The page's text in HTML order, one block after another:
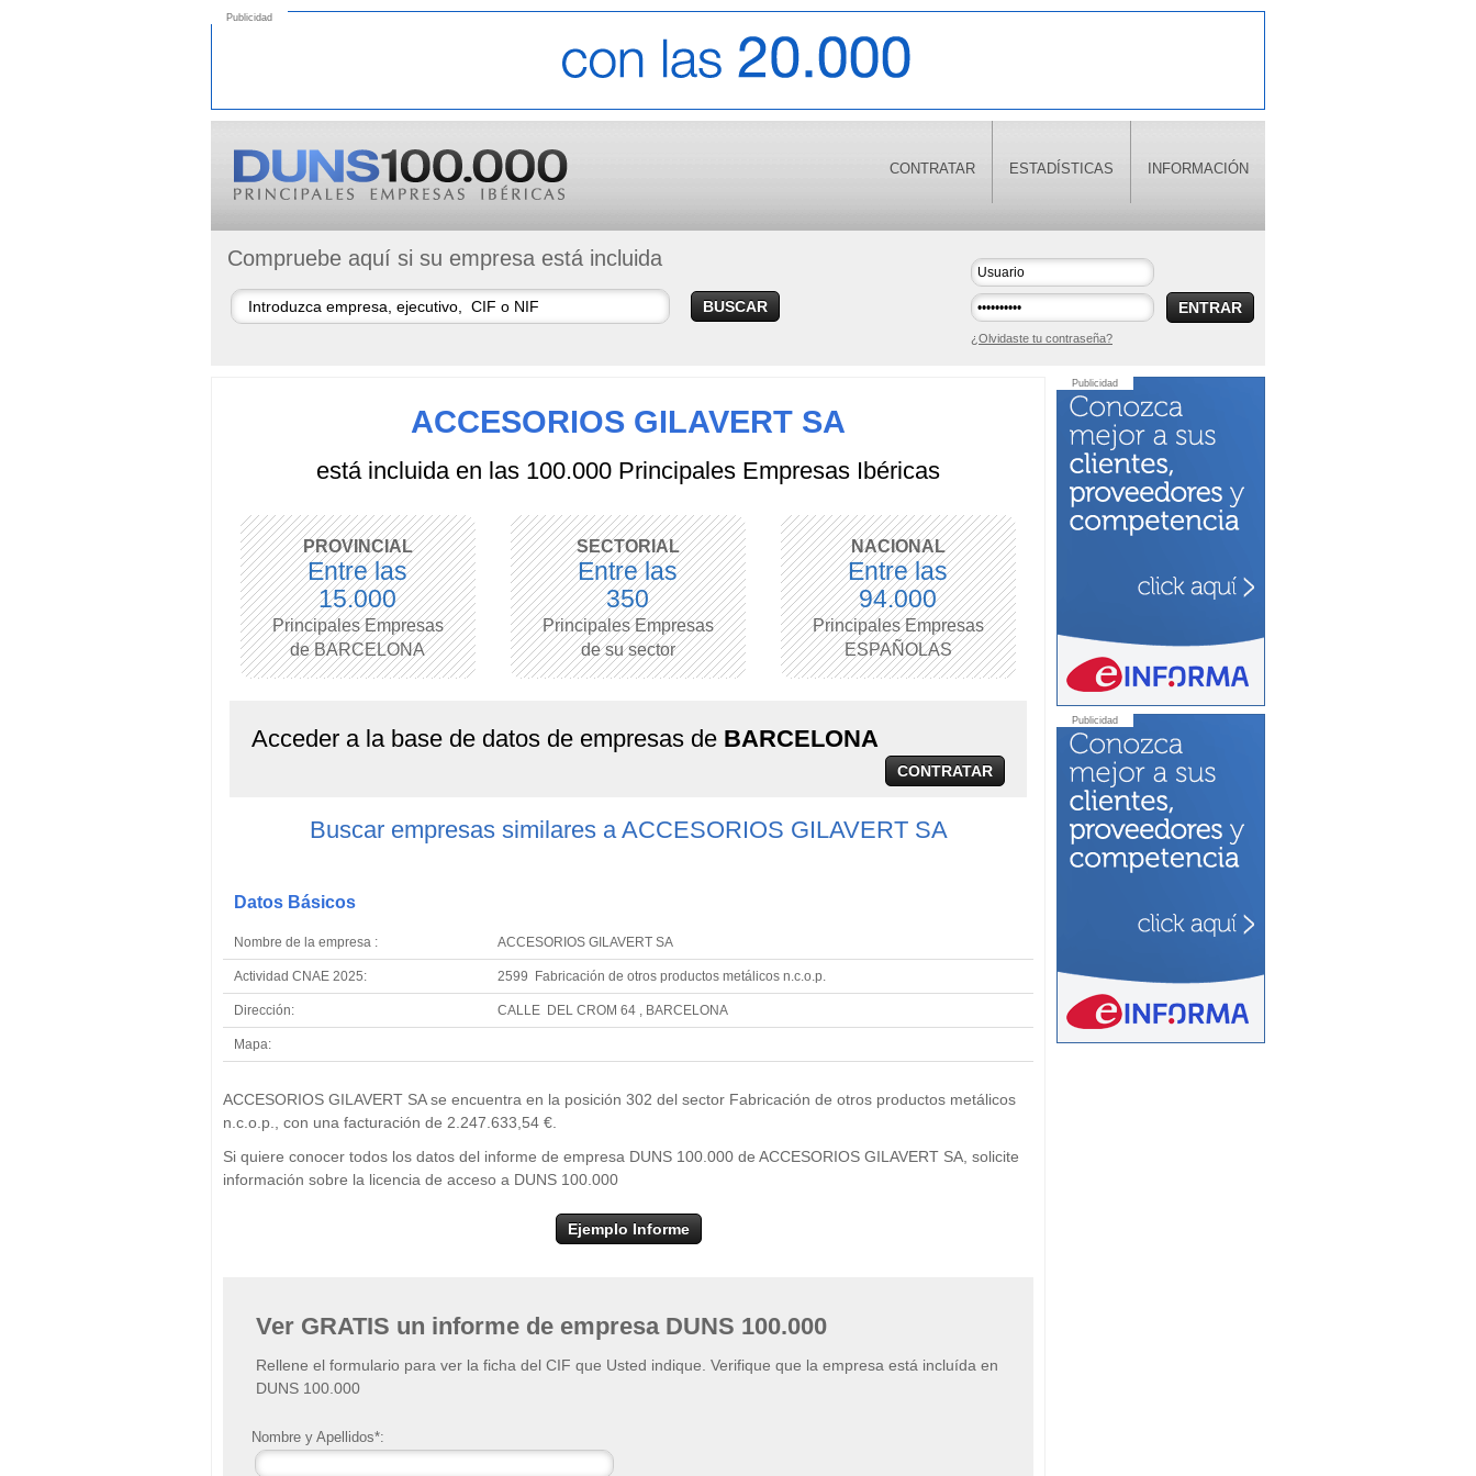
Publicidad
CONTRATAR ESTADÍSTICAS INFORMACIÓN
Compruebe aquí si su empresa está incluida
BUSCAR ENTRAR
¿Olvidaste tu contraseña?
ACCESORIOS GILAVERT SA
está incluida en las 100.000 Principales Empresas Ibéricas
PROVINCIAL
Entre las
15.000
Principales Empresas
de BARCELONA
SECTORIAL
Entre las
350
Principales Empresas
de su sector
NACIONAL
Entre las
94.000
Principales Empresas
ESPAÑOLAS
Acceder a la base de datos de empresas de BARCELONA
CONTRATAR
Buscar empresas similares a ACCESORIOS GILAVERT SA
Datos Básicos
Nombre de la empresa : ACCESORIOS GILAVERT SA
Actividad CNAE 2025: 2599 Fabricación de otros productos metálicos n.c.o.p.
Dirección: CALLE DEL CROM 64 , BARCELONA
Mapa:
×
−
ACCESORIOS GILAVERT SA se encuentra en la posición 302 del sector Fabricación de otros productos metálicos
n.c.o.p., con una facturación de 2.247.633,54 €.
Si quiere conocer todos los datos del informe de empresa DUNS 100.000 de ACCESORIOS GILAVERT SA, solicite
información sobre la licencia de acceso a DUNS 100.000
Ejemplo Informe
Ver GRATIS un informe de empresa DUNS 100.000
Rellene el formulario para ver la ficha del CIF que Usted indique. Verifique que la empresa está incluída en
DUNS 100.000
Nombre y Apellidos*:
Publicidad
Publicidad